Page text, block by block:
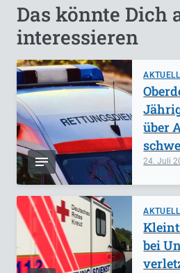
Das könnte Dich
interessieren
24. Juli
über
bei